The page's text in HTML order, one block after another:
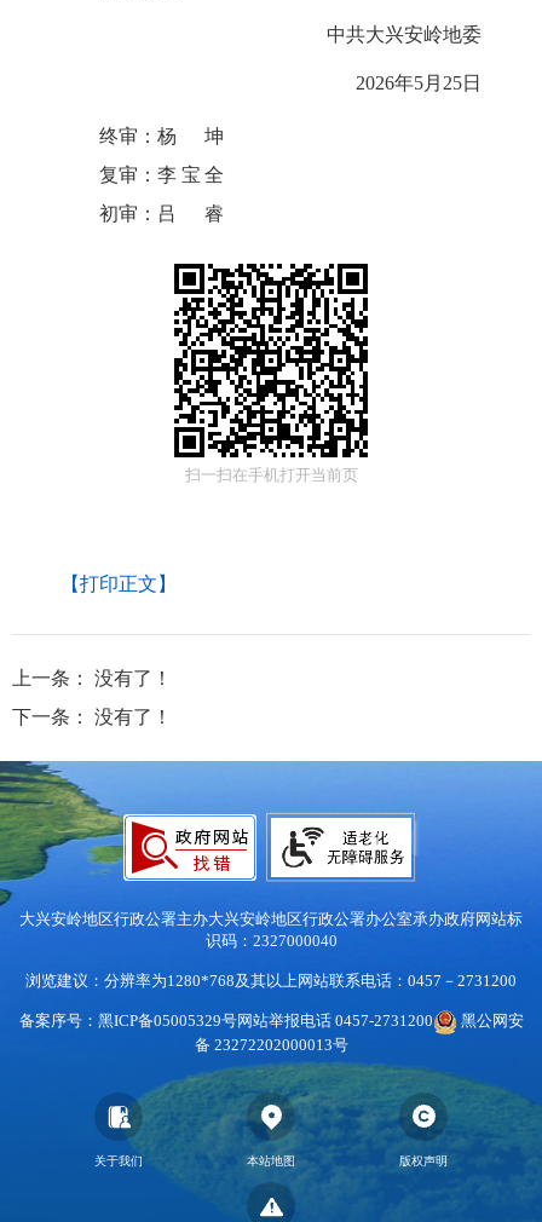
中共大兴安岭地委
2026年5月 25日
终审： 杨坤
复审： 李宝全
初审： 吕睿
扫一扫在手机打开当前页
【打印正文】
上一条：
没有了！
下一条：
没有了！
大兴安岭地区行政公署主办大兴安岭地区行政公署办公室承办政府网站标
识码：2327000040
浏览建议：分辨率为1280*768及其以上网站联系电话：0457－2731200
备案序号：黑ICP备05005329号网站举报电话 0457-2731200
黑公网安
备 23272202000013号
关于我们 本站地图 版权声明